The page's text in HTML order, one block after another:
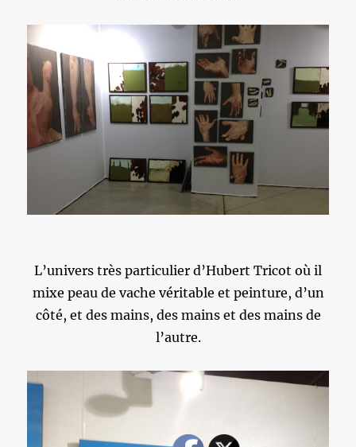
L’univers très particulier d’Hubert Tricot où il
mixe peau de vache véritable et peinture, d’un
côté, et des mains, des mains et des mains de
l’autre.